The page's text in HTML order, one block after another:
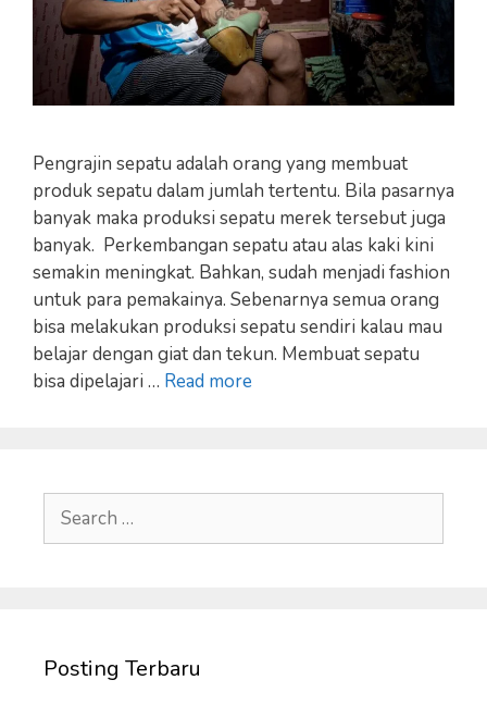
Pengrajin sepatu adalah orang yang membuat
produk sepatu dalam jumlah tertentu. Bila pasarnya
banyak maka produksi sepatu merek tersebut juga
banyak. Perkembangan sepatu atau alas kaki kini
semakin meningkat. Bahkan, sudah menjadi fashion
untuk para pemakainya. Sebenarnya semua orang
bisa melakukan produksi sepatu sendiri kalau mau
belajar dengan giat dan tekun. Membuat sepatu
bisa dipelajari … Read more
Search
for:
Posting Terbaru